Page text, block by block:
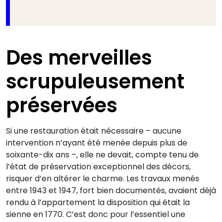
Des merveilles
scrupuleusement
préservées
Si une restauration était nécessaire – aucune
intervention n’ayant été menée depuis plus de
soixante-dix ans –, elle ne devait, compte tenu de
l’état de préservation exceptionnel des décors,
risquer d’en altérer le charme. Les travaux menés
entre 1943 et 1947, fort bien documentés, avaient déjà
rendu à l’appartement la disposition qui était la
sienne en 1770. C’est donc pour l’essentiel une